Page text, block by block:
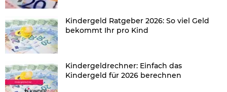
Kindergeld Ratgeber 2026: So viel Geld
bekommt Ihr pro Kind
Kindergeldrechner: Einfach das
Kindergeld für 2026 berechnen